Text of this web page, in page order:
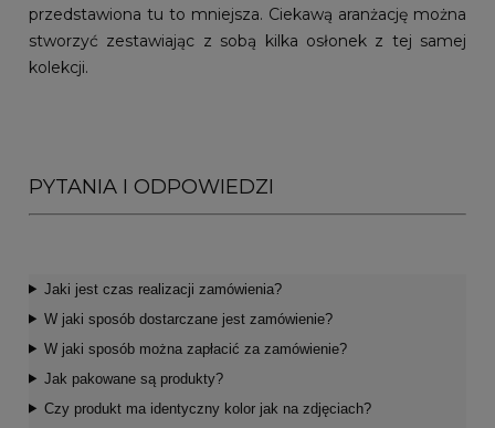
przedstawiona tu to mniejsza. Ciekawą aranżację można
stworzyć zestawiając z sobą kilka osłonek z tej samej
kolekcji.
PYTANIA I ODPOWIEDZI
Jaki jest czas realizacji zamówienia?
W jaki sposób dostarczane jest zamówienie?
W jaki sposób można zapłacić za zamówienie?
Jak pakowane są produkty?
Czy produkt ma identyczny kolor jak na zdjęciach?